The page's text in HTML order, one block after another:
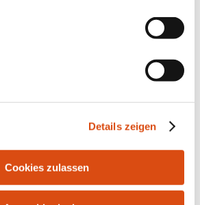
Details zeigen
Cookies zulassen
| Tel.: 04182-291916 | Fax: 04182-
Datenschutz Widerrufsrecht